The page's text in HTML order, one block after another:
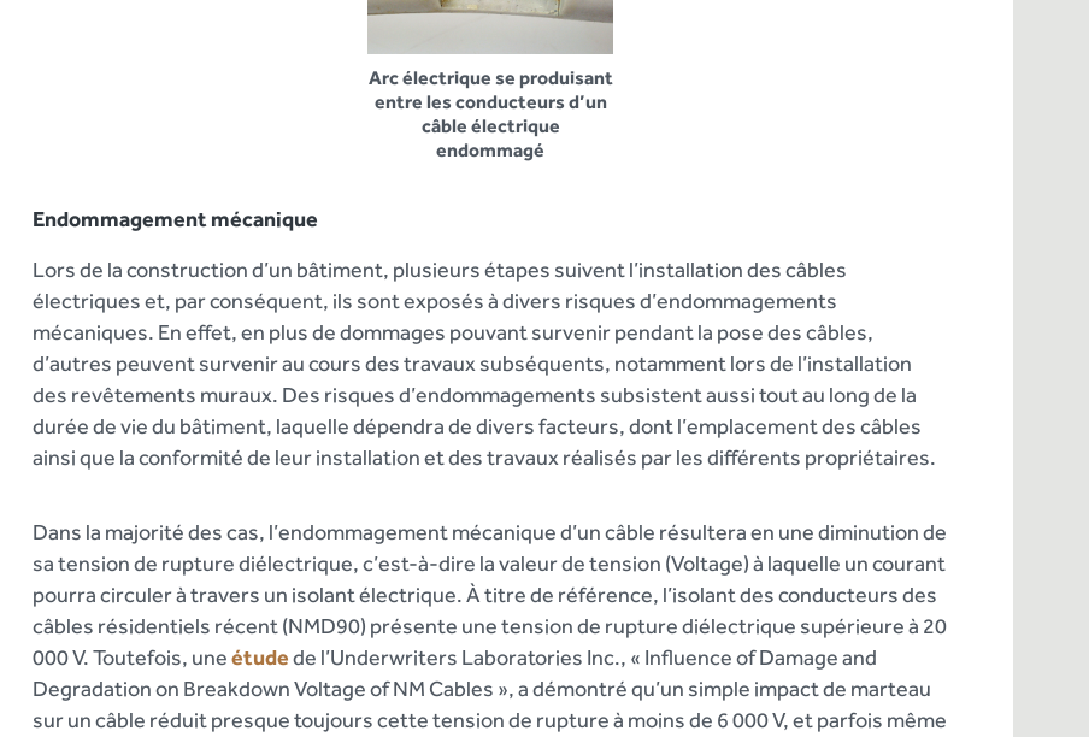
Arc électrique se produisant
entre les conducteurs d’un
câble électrique
endommagé
Endommagement mécanique
Lors de la construction d’un bâtiment, plusieurs étapes suivent l’installation des câbles
électriques et, par conséquent, ils sont exposés à divers risques d’endommagements
mécaniques. En effet, en plus de dommages pouvant survenir pendant la pose des câbles,
d’autres peuvent survenir au cours des travaux subséquents, notamment lors de l’installation
des revêtements muraux. Des risques d’endommagements subsistent aussi tout au long de la
durée de vie du bâtiment, laquelle dépendra de divers facteurs, dont l’emplacement des câbles
ainsi que la conformité de leur installation et des travaux réalisés par les différents propriétaires.
Dans la majorité des cas, l’endommagement mécanique d’un câble résultera en une diminution de
sa tension de rupture diélectrique, c’est-à-dire la valeur de tension (Voltage) à laquelle un courant
pourra circuler à travers un isolant électrique. À titre de référence, l’isolant des conducteurs des
câbles résidentiels récent (NMD90) présente une tension de rupture diélectrique supérieure à 20
000 V. Toutefois, uneétudede l’Underwriters Laboratories Inc., « Influence of Damage and
Degradation on Breakdown Voltage of NM Cables », a démontré qu’un simple impact de marteau
sur un câble réduit presque toujours cette tension de rupture à moins de 6 000 V, et parfois même